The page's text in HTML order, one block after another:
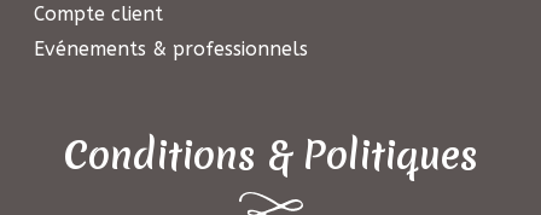
Compte client
Evénements & professionnels
Conditions & Politiques